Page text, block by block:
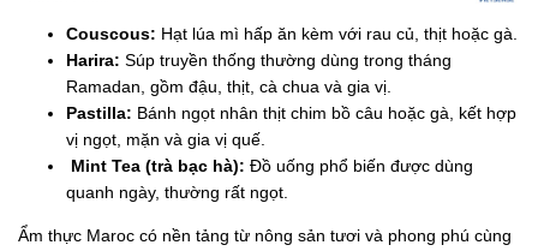
Couscous: Hạt lúa mì hấp ăn kèm với rau củ, thịt hoặc gà.
Harira: Súp truyền thống thường dùng trong tháng
Ramadan, gồm đậu, thịt, cà chua và gia vị.
Pastilla: Bánh ngọt nhân thịt chim bồ câu hoặc gà, kết hợp
vị ngọt, mặn và gia vị quế.
Mint Tea (trà bạc hà): Đồ uống phổ biến được dùng
quanh ngày, thường rất ngọt.
Ẩm thực Maroc có nền tảng từ nông sản tươi và phong phú cùng